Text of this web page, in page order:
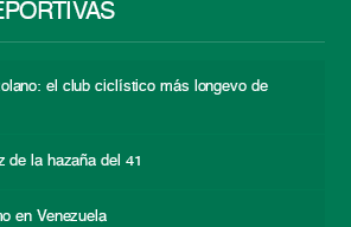
el club ciclístico más longevo de
de la hazaña del 41
en Venezuela